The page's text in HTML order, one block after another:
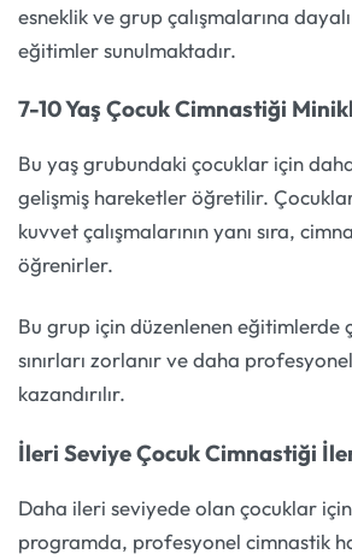
esneklik ve grup çalışmalarına
eğitimler sunulmaktadır.
7-10 Yaş Çocuk Cimnastiği
Bu yaş grubundaki çocuklar için
gelişmiş hareketler öğretilir.
kuvvet çalışmalarının yanı sıra,
öğrenirler.
Bu grup için düzenlenen eğitimlerde
sınırları zorlanır ve daha
kazandırılır.
İleri Seviye Çocuk Cimnastiği
Daha ileri seviyede olan çocuklar
programda, profesyonel cimnastik